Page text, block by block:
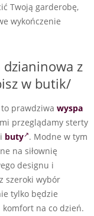
Twoją garderobę,
wykończenie
z
w butik/
prawdziwa wyspa
przeglądamy sterty
buty . Modne w tym
na siłownię
designu i
szeroki wybór
tylko będzie
komfort na co dzień.